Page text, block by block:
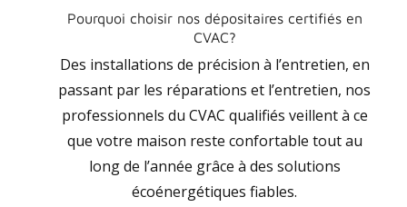
Pourquoi choisir nos dépositaires certifiés en
CVAC?
Des installations de précision à l’entretien, en
passant par les réparations et l’entretien, nos
professionnels du CVAC qualifiés veillent à ce
que votre maison reste confortable tout au
long de l’année grâce à des solutions
écoénergétiques fiables.